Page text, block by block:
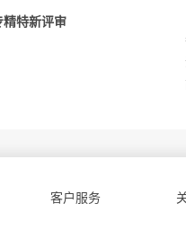
精特新评审
客户服务